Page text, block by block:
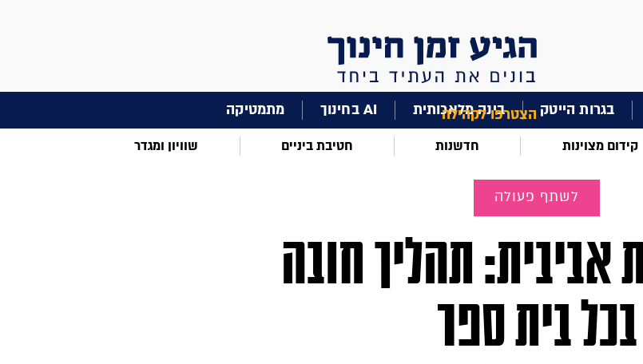
הצטרפו לקהילה בגרות הייטק בינה מלאכותית AI בחינוך מתמטיקה
קידום מצוינות חדשנות חטיבת ביניים שוויון ומגדר
לשתף פעולה
תהליך חובה
בכל בית ספר